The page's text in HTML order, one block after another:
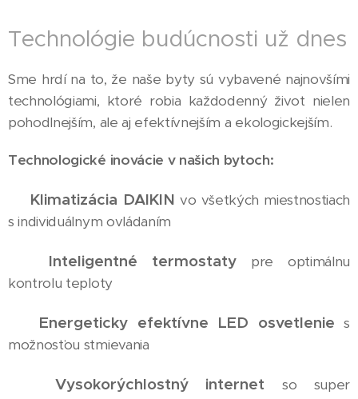
Technológie budúcnosti už dnes
Sme hrdí na to, že naše byty sú vybavené najnovšími
technológiami, ktoré robia každodenný život nielen
pohodlnejším, ale aj efektívnejším a ekologickejším.
Technologické inovácie v našich bytoch:
Klimatizácia DAIKIN vo všetkých miestnostiach
s individuálnym ovládaním
Inteligentné termostaty pre optimálnu
kontrolu teploty
Energeticky efektívne LED osvetlenie s
možnosťou stmievania
Vysokorýchlostný internet so super